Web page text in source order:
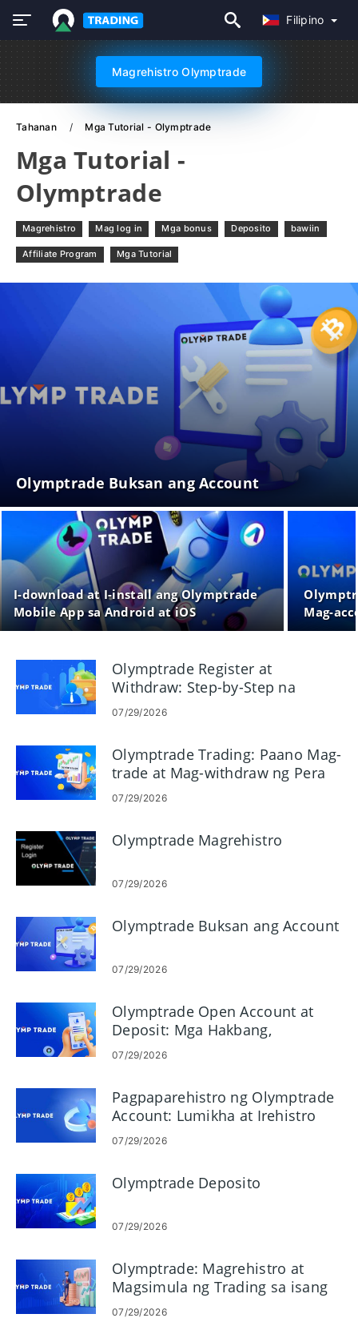
Filipino
Magrehistro Olymptrade
Tahanan Mga Tutorial - Olymptrade
Mga Tutorial -
Olymptrade
Magrehistro Mag log in Mga bonus Deposito bawiin
Affiliate Program Mga Tutorial
Olymptrade Buksan ang Account
I-download at I-install ang Olymptrade
Mobile App sa Android at iOS
Mag-
Olymptrade Register at
Withdraw: Step-by-Step na
Gabay sa Payout
07/29/2026
Olymptrade Trading: Paano Mag-
trade at Mag-withdraw ng Pera
07/29/2026
Olymptrade Magrehistro
07/29/2026
Olymptrade Buksan ang Account
07/29/2026
Olymptrade Open Account at
Deposit: Mga Hakbang,
Limitasyon at Paraan
07/29/2026
Pagpaparehistro ng Olymptrade
Account: Lumikha at Irehistro
ang Iyong Account
07/29/2026
Olymptrade Deposito
07/29/2026
Olymptrade: Magrehistro at
Magsimula ng Trading sa isang
Demo Account
07/29/2026